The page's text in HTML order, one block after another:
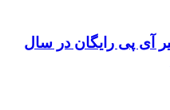
آی پی رایگان در سال